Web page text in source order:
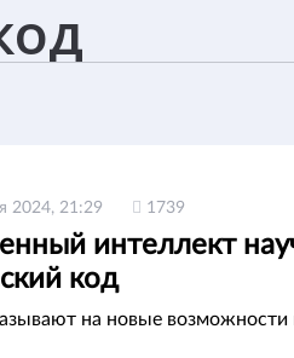
2024, 21:29 1739
интеллект
код
на новые возможности